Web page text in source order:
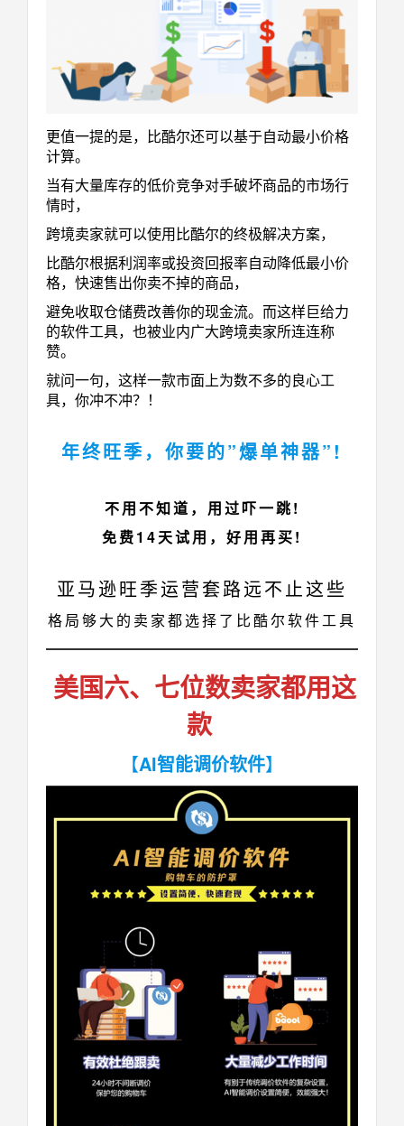
更值一提的是，比酷尔还可以基于自动最小价格
计算。
当有大量库存的低价竞争对手破坏商品的市场行
情时，
跨境卖家就可以使用比酷尔的终极解决方案，
比酷尔根据利润率或投资回报率自动降低最小价
格，快速售出你卖不掉的商品，
避免收取仓储费改善你的现金流。而这样巨给力
的软件工具，也被业内广大跨境卖家所连连称
赞。
就问一句，这样一款市面上为数不多的良心工
具，你冲不冲？！
年终旺季，你要的”爆单神器”!
不用不知道，用过吓一跳!
免费14天试用，好用再买!
亚马逊旺季运营套路远不止这些
格局够大的卖家都选择了比酷尔软件工具
美国六、七位数卖家都用这
款
【AI智能调价软件】